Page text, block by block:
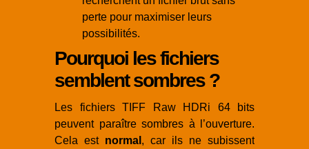
perte pour maximiser leurs
possibilités.
Pourquoi les fichiers
semblent sombres ?
Les fichiers TIFF Raw HDRi 64 bits
peuvent paraître sombres à l’ouverture.
Cela est normal , car ils ne subissent